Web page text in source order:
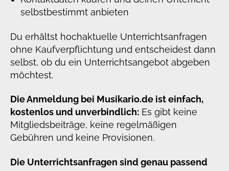
selbstbestimmt anbieten
Du erhältst hochaktuelle Unterrichtsanfragen
ohne Kaufverpflichtung und entscheidest dann
selbst, ob du ein Unterrichtsangebot abgeben
möchtest.
Die Anmeldung bei Musikario.de ist einfach,
kostenlos und unverbindlich: Es gibt keine
Mitgliedsbeiträge, keine regelmäßigen
Gebühren und keine Provisionen.
Die Unterrichtsanfragen sind genau passend